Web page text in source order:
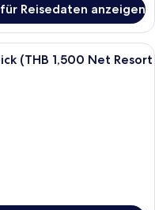
Reisedaten anzeigen
Zimmersafe, Schreibtisch,
(THB 1,500 Net Resort